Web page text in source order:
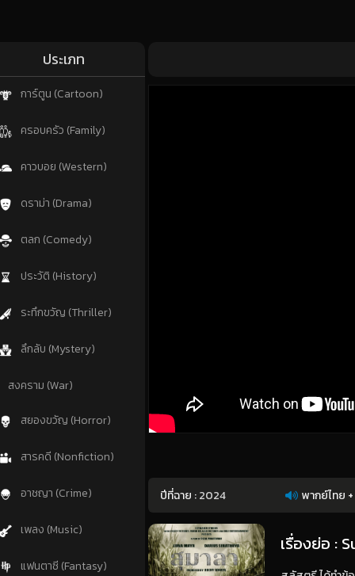
ประเภท
การ์ตูน (Cartoon)
ครอบครัว (Family)
คาวบอย (Western)
ดราม่า (Drama)
ตลก (Comedy)
ประวัติ (History)
ระทึกขวัญ (Thriller)
ลึกลับ (Mystery)
สงคราม (War)
สยองขวัญ (Horror)
สารคดี (Nonfiction)
อาชญา (Crime)
เพลง (Music)
แฟนตาซี (Fantasy)
ปีที่ฉาย :2024 พากย์ไทย
เรื่องย่อ :